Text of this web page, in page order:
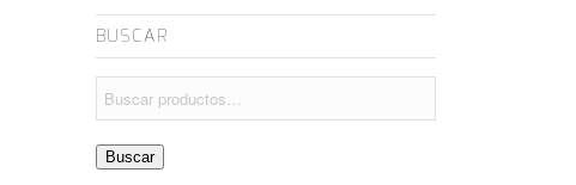
BUSCAR
Buscar